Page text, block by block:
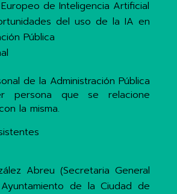
de Inteligencia Artificial
del uso de la IA en
Pública
de la Administración Pública
persona que se relacione
la misma.
Abreu (Secretaria General
de la Ciudad de